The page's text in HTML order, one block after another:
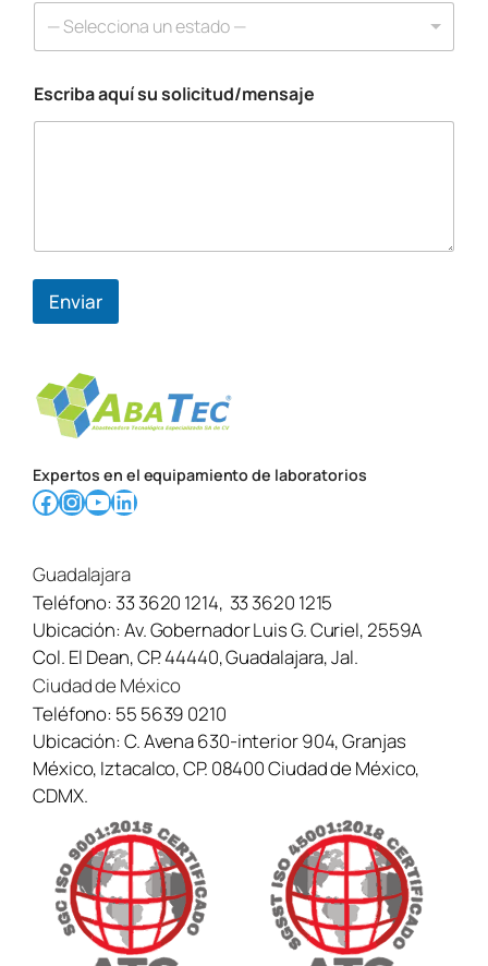
— Selecciona un estado —
Escriba aquí su solicitud/mensaje
Enviar
Expertos en el equipamiento de laboratorios
Facebook InstagramYouTube LinkedIn
Guadalajara
Teléfono:33 3620 1214, 33 3620 1215
Ubicación:Av. Gobernador Luis G. Curiel, 2559A
Col. El Dean, CP. 44440, Guadalajara, Jal.
Ciudad de México
Teléfono: 55 5639 0210
Ubicación:C. Avena 630-interior 904, Granjas
México, Iztacalco, CP. 08400 Ciudad de México,
CDMX.